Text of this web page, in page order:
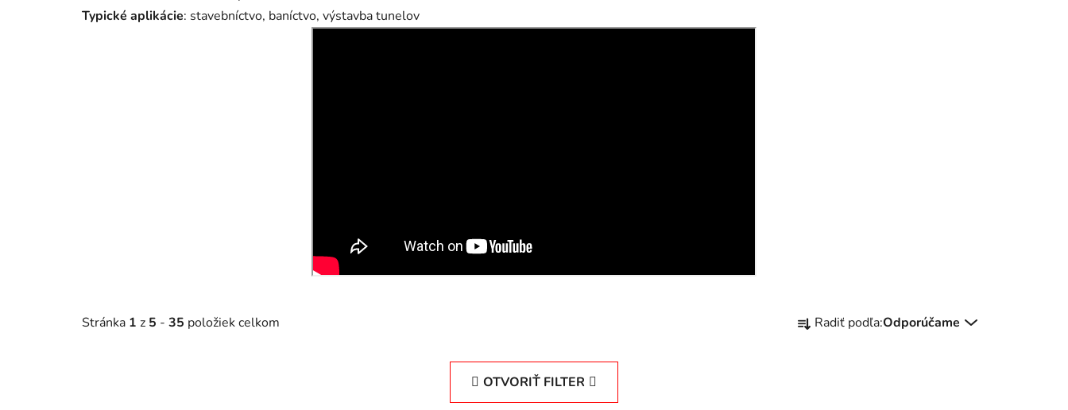
Typické aplikácie: stavebníctvo, baníctvo, výstavba tunelov
Stránka 1 z 5 - 35 položiek celkom
R
a Radiť podľa:Odporúčame
OTVORIŤ FILTER